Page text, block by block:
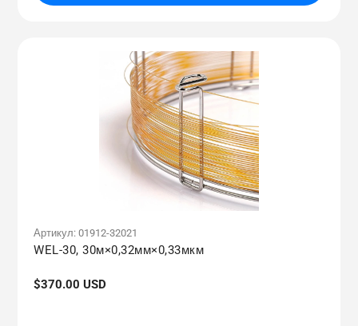
Артикул: 01912-32021
WEL-30, 30м×0,32мм×0,33мкм
Обычная
$370.00 USD